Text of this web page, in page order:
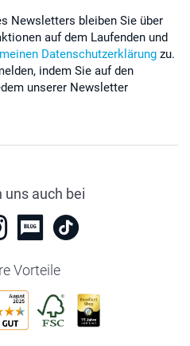
Newsletters bleiben Sie über
auf dem Laufenden und
Datenschutzerklärung zu.
indem Sie auf den
unserer Newsletter
uns auch bei
Vorteile